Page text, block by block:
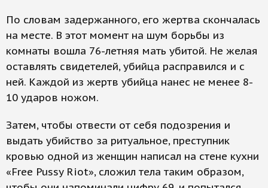
По словам задержанного, его жертва скончалась
на месте. В этот момент на шум борьбы из
комнаты вошла 76-летняя мать убитой. Не желая
оставлять свидетелей, убийца расправился и с
ней. Каждой из жертв убийца нанес не менее 8-
10 ударов ножом.
Затем, чтобы отвести от себя подозрения и
выдать убийство за ритуальное, преступник
кровью одной из женщин написал на стене кухни
«Free Pussy Riot», сложил тела таким образом,